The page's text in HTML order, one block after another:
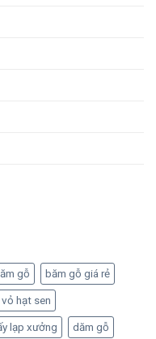
gỗ băm gỗ giá rẻ
hạt sen
lạp xưởng dăm gỗ